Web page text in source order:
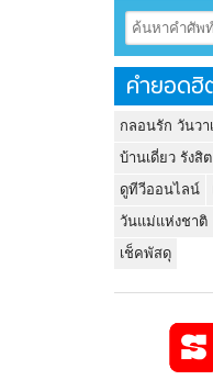
คำยอดฮิ
กลอนรัก วันวา
บ้านเดี่ยว รังสิต
ดูทีวีออนไลน์
วันแม่แห่งชาติ
เช็คพัสดุ